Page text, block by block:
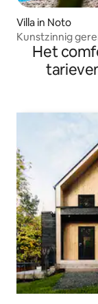
Villa in Noto
Kunstzinnig
stad Noto
Het